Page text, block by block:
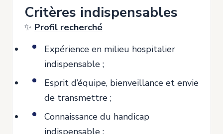
Critères indispensables
✨ Profil recherché
Expérience en milieu hospitalier
indispensable ;
Esprit d’équipe, bienveillance et envie
de transmettre ;
Connaissance du handicap
indispensable ;